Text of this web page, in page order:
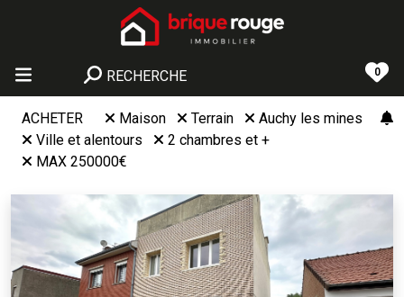
RECHERCHE 0
ACHETER Maison Terrain
Auchy les mines
Ville et alentours
2 chambres et +
MAX 250000€